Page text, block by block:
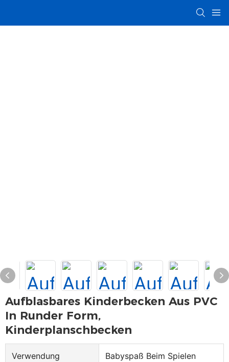
Aufblasbares Kinderbecken Aus PVC
In Runder Form,
Kinderplanschbecken
Verwendung Babyspaß Beim Spielen